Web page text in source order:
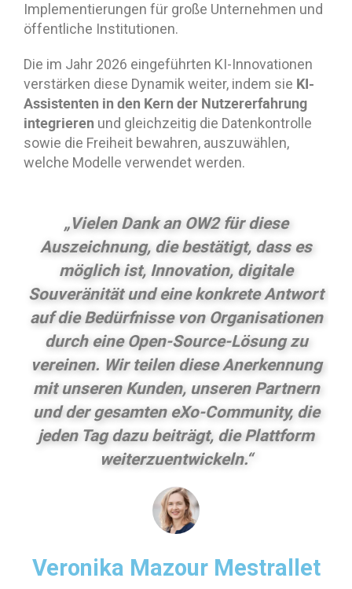
Implementierungen für große Unternehmen und
öffentliche Institutionen.
Die im Jahr 2026 eingeführten KI-Innovationen
verstärken diese Dynamik weiter, indem sie KI-
Assistenten in den Kern der Nutzererfahrung
integrieren und gleichzeitig die Datenkontrolle
sowie die Freiheit bewahren, auszuwählen,
welche Modelle verwendet werden.
„Vielen Dank an OW2 für diese
Auszeichnung, die bestätigt, dass es
möglich ist, Innovation, digitale
Souveränität und eine konkrete Antwort
auf die Bedürfnisse von Organisationen
durch eine Open-Source-Lösung zu
vereinen. Wir teilen diese Anerkennung
mit unseren Kunden, unseren Partnern
und der gesamten eXo-Community, die
jeden Tag dazu beiträgt, die Plattform
weiterzuentwickeln.“
Veronika Mazour Mestrallet